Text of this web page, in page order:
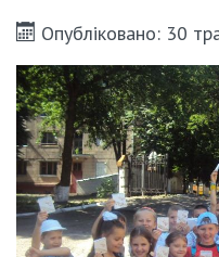
Опубліковано: 30